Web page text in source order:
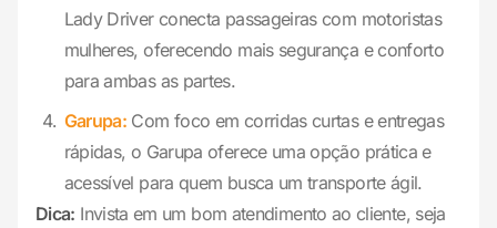
Lady Driver conecta passageiras com motoristas
mulheres, oferecendo mais segurança e conforto
para ambas as partes.
Garupa: Com foco em corridas curtas e entregas
rápidas, o Garupa oferece uma opção prática e
acessível para quem busca um transporte ágil.
Dica: Invista em um bom atendimento ao cliente, seja